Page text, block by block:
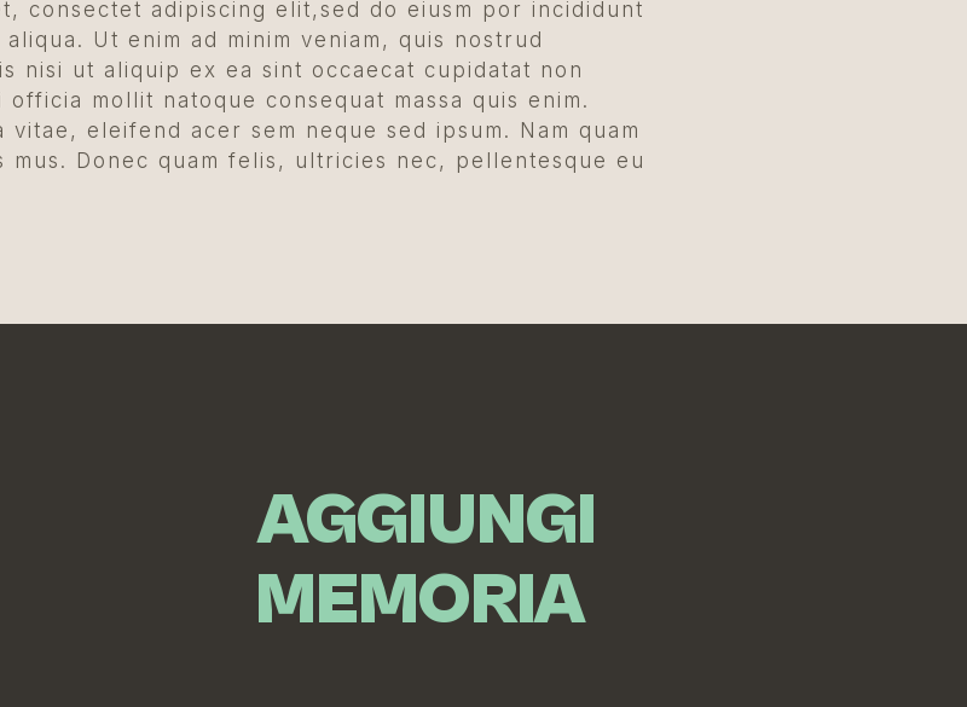
consectet adipiscing elit,sed do eiusm por incididunt
Ut enim ad minim veniam, quis nostrud
nisi ut aliquip ex ea sint occaecat cupidatat non
mollit natoque consequat massa quis enim.
eleifend acer sem neque sed ipsum. Nam quam
Donec quam felis, ultricies nec, pellentesque eu
AGGIUNGI
MEMORIA